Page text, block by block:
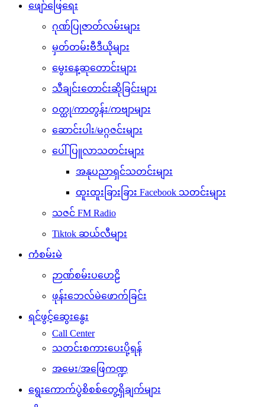
ဖျော်ဖြေရေး
ဂုဏ်ပြုဇာတ်လမ်းများ
မှတ်တမ်းဗီဒီယိုများ
မွေးနေ့ဆုတောင်းများ
သီချင်းတောင်းဆိုခြင်းများ
ဝတ္ထု/ကာတွန်း/ကဗျာများ
ဆောင်းပါး/မဂ္ဂဇင်းများ
ပေါ်ပြူလာသတင်းများ
အနုပညာရှင်သတင်းများ
ထူးထူးခြားခြား Facebook သတင်းများ
သဇင် FM Radio
Tiktok ဆယ်လီများ
ကံစမ်းမဲ
ဉာဏ်စမ်းပဟေဠိ
ဖုန်းဘေလ်မဲဖောက်ခြင်း
ရင်ဖွင့်ဆွေးနွေး
Call Center
သတင်းစကားပေးပို့ရန်
အမေး/အဖြေကဏ္ဍ
ရွေးကောက်ပွဲစိစစ်တွေ့ရှိချက်များ